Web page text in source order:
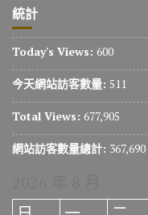
統計
Today's Views: 600
今天網站訪客數量: 511
Total Views: 677,905
網站訪客數量總計: 367,690